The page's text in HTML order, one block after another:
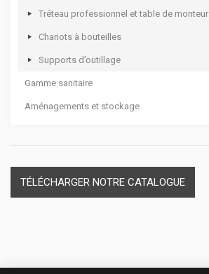
Tréteau professionnel et table de monteur
Chariots à bouteilles
Supports d’outillage
Gamme sanitaire
Hygiène des mains
Aménagements et stockage
Cadenas
TÉLÉCHARGER NOTRE CATALOGUE